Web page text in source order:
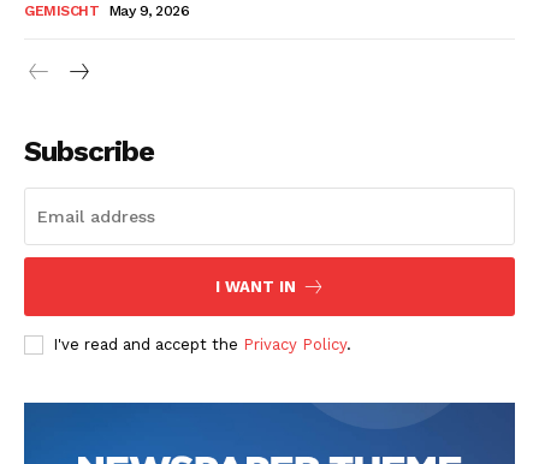
GEMISCHT May 9, 2026
Subscribe
I WANT IN
I've read and accept the Privacy Policy.